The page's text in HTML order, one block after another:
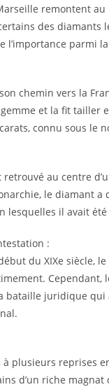
remontent
des diamants
parmi
chemin vers la
gemme et la fit
connu sous le
retrouvé au centre
le diamant
lesquelles il avait
:
du XIXe siècle,
bataille juridique
plusieurs reprises
d’un riche